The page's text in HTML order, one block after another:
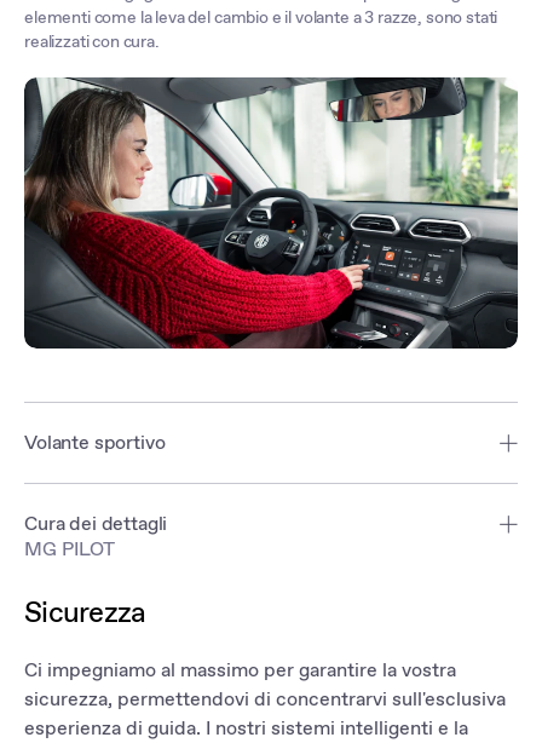
elementi come la leva del cambio e il volante a 3 razze, sono stati
realizzati con cura.
Volante sportivo
A tre razze con un design sportivo, per garantire una presa comoda
e sicura in ogni scenario di guida.
Cura dei dettagli
cambio, il quadro digitale e la disposizione dei comandi, sono stati
MG PILOT
Sicurezza
Ci impegniamo al massimo per garantire la vostra
sicurezza, permettendovi di concentrarvi sull'esclusiva
esperienza di guida. I nostri sistemi intelligenti e la